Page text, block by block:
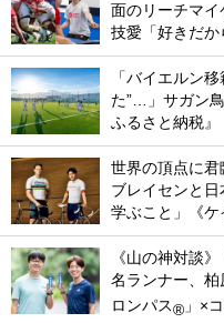
面のリーチマ
技愛「好きだか
「バイエルン
た”…」サガン
ふるさと納税』
世界の頂点に君
ブレイセンと
学ぶこと」《ケ
《山の神対談
名ランナー、
ロンパス® 」×